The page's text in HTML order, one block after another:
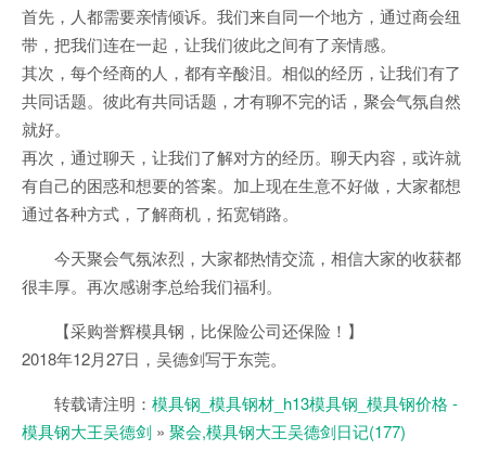
首先，人都需要亲情倾诉。我们来自同一个地方，通过商会纽
带，把我们连在一起，让我们彼此之间有了亲情感。
其次，每个经商的人，都有辛酸泪。相似的经历，让我们有了
共同话题。彼此有共同话题，才有聊不完的话，聚会气氛自然
就好。
再次，通过聊天，让我们了解对方的经历。聊天内容，或许就
有自己的困惑和想要的答案。加上现在生意不好做，大家都想
通过各种方式，了解商机，拓宽销路。
今天聚会气氛浓烈，大家都热情交流，相信大家的收获都
很丰厚。再次感谢李总给我们福利。
【采购誉辉模具钢，比保险公司还保险！】
2018年12月27日，吴德剑写于东莞。
转载请注明： 模具钢_模具钢材_h13模具钢_模具钢价格 -
模具钢大王吴德剑 » 聚会,模具钢大王吴德剑日记(177)